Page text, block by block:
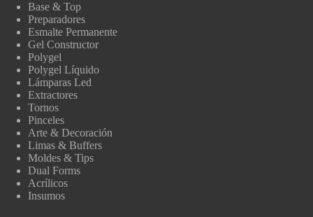
Base & Top
Preparadores
Esmalte Permanente
Gel Constructor
Polygel
Polygel Líquido
Lámparas Led
Extractores
Tornos
Pinceles
Arte & Decoración
Limas & Buffers
Moldes & Tips
Dual Forms
Acrílicos
Insumos